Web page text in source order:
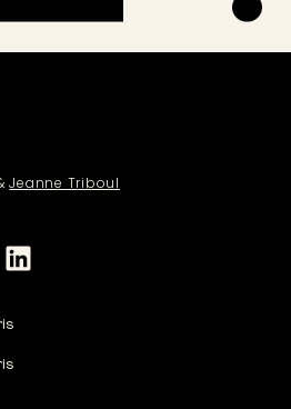
Jeanne Triboul